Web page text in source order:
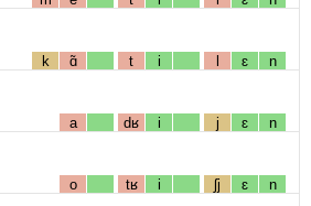
k ɑ̃ t i l ɛ n
a dʁ i j ɛ n
o tʁ i ʃj ɛ n